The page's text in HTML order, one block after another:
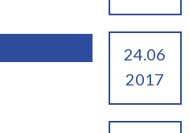
24.06
2017